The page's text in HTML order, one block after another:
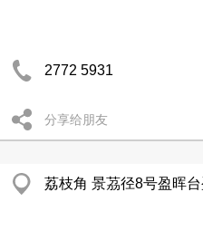
2772 5931
分享给朋友
荔枝角 景茘径8号盈晖